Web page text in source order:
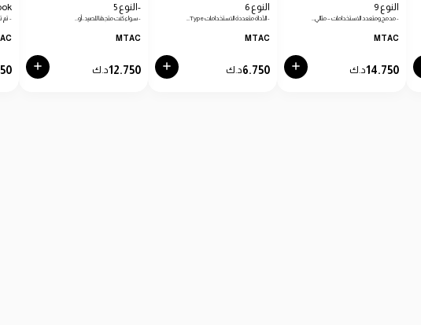
النوع 9
- مدمج ومتعدد الاستخدامات – مثالي…
MTAC
14.750د.ك
النوع 6
- الأداة متعددة الاستخدامات Type…
MTAC
6.750د.ك
-النوع 5
- سواء كنت متجهًا للصيد، أو…
MTAC
12.750د.ك
- تم